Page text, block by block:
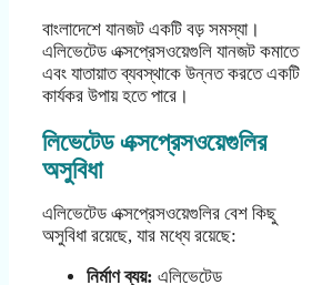
বাংলাদেশে যানজট একটি বড় সমস্যা।
এলিভেটেড এক্সপ্রেসওয়েগুলি যানজট কমাতে
এবং যাতায়াত ব্যবস্থাকে উন্নত করতে একটি
কার্যকর উপায় হতে পারে।
লিভেটেড এক্সপ্রেসওয়েগুলির
অসুবিধা
এলিভেটেড এক্সপ্রেসওয়েগুলির বেশ কিছু
অসুবিধা রয়েছে, যার মধ্যে রয়েছে:
নির্মাণ ব্যয়: এলিভেটেড